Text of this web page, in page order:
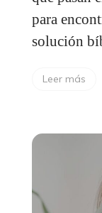
para
solución
Leer más